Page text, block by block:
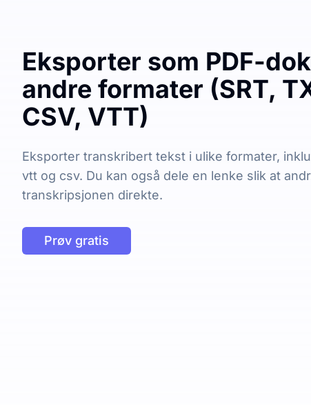
Eksporter som PDF-
andre formater (SRT,
CSV, VTT)
Eksporter transkribert tekst i ulike formater,
vtt og csv. Du kan også dele en lenke slik at
transkripsjonen direkte.
Prøv gratis